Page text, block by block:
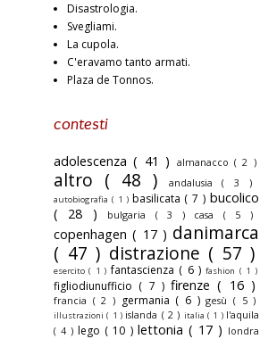
Disastrologia.
Svegliami.
La cupola.
C'eravamo tanto armati.
Plaza de Tonnos.
contesti
adolescenza( 41 ) almanacco ( 2 )
altro ( 48 ) andalusia( 3 )
autobiografia ( 1 ) basilicata ( 7 ) bucolico
( 28 )
bulgaria ( 3 ) casa ( 5 )
copenhagen( 17 ) danimarca
( 47 ) distrazione ( 57 )
esercito( 1 )fantascienza ( 6 )fashion ( 1 )
figliodiunufficio ( 7 ) firenze( 16 )
francia ( 2 ) germania ( 6 )gesù( 5 )
illustrazioni( 1 ) islanda ( 2 ) italia( 1 ) l'aquila
( 4 ) lego ( 10 ) lettonia ( 17 ) londra